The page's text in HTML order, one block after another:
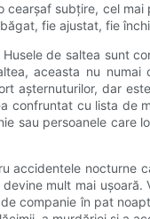
subțire, cel
fie ajustat, fie
de saltea sunt
aceasta nu
așternuturilor, dar
confruntat cu lista de
sau persoanele care
accidentele nocturne
mult mai ușoară.
companie în pat